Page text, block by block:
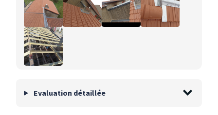
Evaluation détaillée